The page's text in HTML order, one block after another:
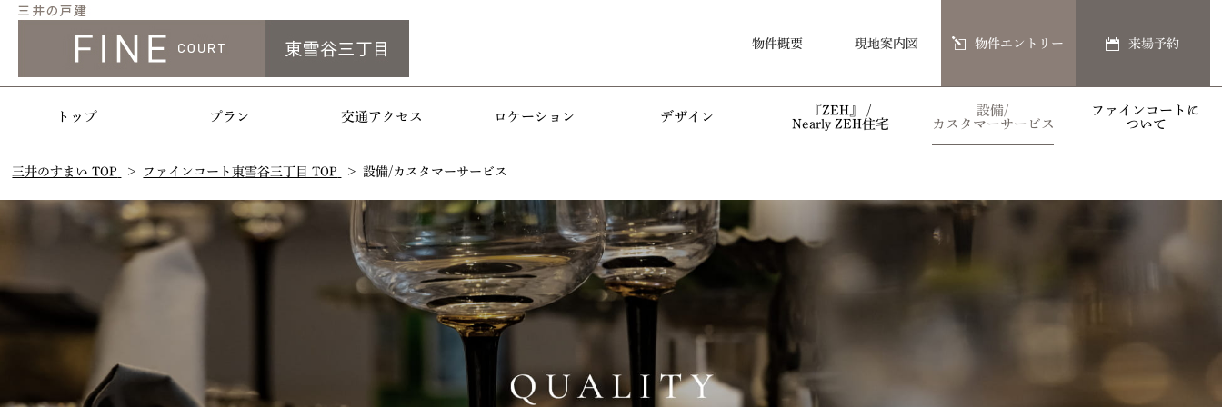
来場予約
物件エントリー
現地案内図
物件概要
トップ プラン 交通アクセス ロケーション デザイン
『ZEH』 /
Nearly ZEH住宅
設備/
カスタマーサービス
ファインコートに
ついて
三井のすまい TOP ファインコート東雪谷三丁目 TOP 設備/カスタマーサービス